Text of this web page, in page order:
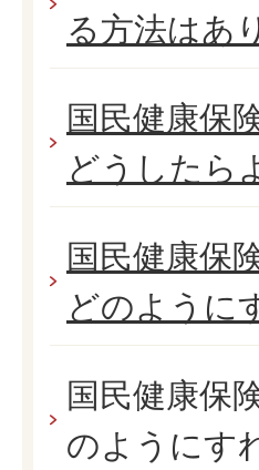
る方法はあ
国民健康保
どうしたら
国民健康保
どのように
国民健康保
のようにす